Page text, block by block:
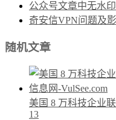
公众号文章中无水
奇安信VPN问题及
随机文章
美国 8 万科技企业
13